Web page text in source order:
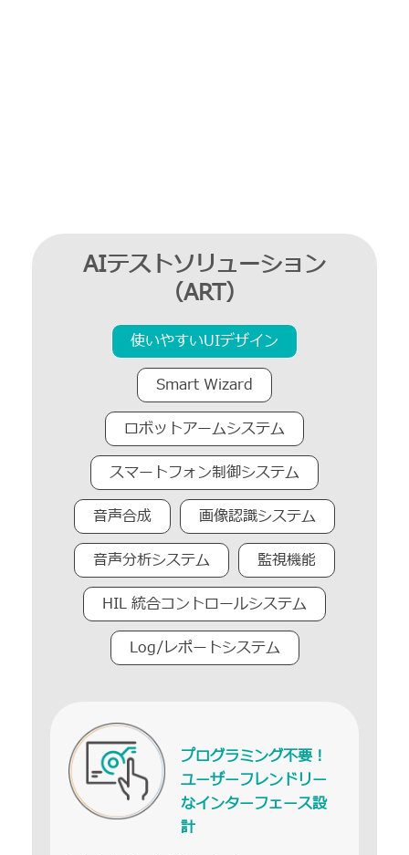
AIテストソリューション
（ART）
使いやすいUIデザイン
Smart Wizard
ロボットアームシステム
スマートフォン制御システム
音声合成
画像認識システム
音声分析システム
監視機能
HIL 統合コントロールシステム
Log/レポートシステム
プログラミング不要！
ユーザーフレンドリー
なインターフェース設
計